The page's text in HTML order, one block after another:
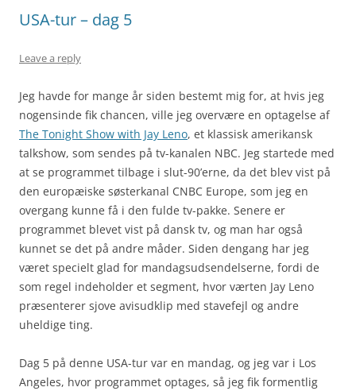
USA-tur – dag 5
Leave a reply
Jeg havde for mange år siden bestemt mig for, at hvis jeg
nogensinde fik chancen, ville jeg overvære en optagelse af
The Tonight Show with Jay Leno, et klassisk amerikansk
talkshow, som sendes på tv-kanalen NBC. Jeg startede med
at se programmet tilbage i slut-90’erne, da det blev vist på
den europæiske søsterkanal CNBC Europe, som jeg en
overgang kunne få i den fulde tv-pakke. Senere er
programmet blevet vist på dansk tv, og man har også
kunnet se det på andre måder. Siden dengang har jeg
været specielt glad for mandagsudsendelserne, fordi de
som regel indeholder et segment, hvor værten Jay Leno
præsenterer sjove avisudklip med stavefejl og andre
uheldige ting.
Dag 5 på denne USA-tur var en mandag, og jeg var i Los
Angeles, hvor programmet optages, så jeg fik formentlig